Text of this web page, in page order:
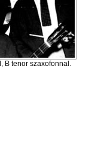
B tenor szaxofonnal.